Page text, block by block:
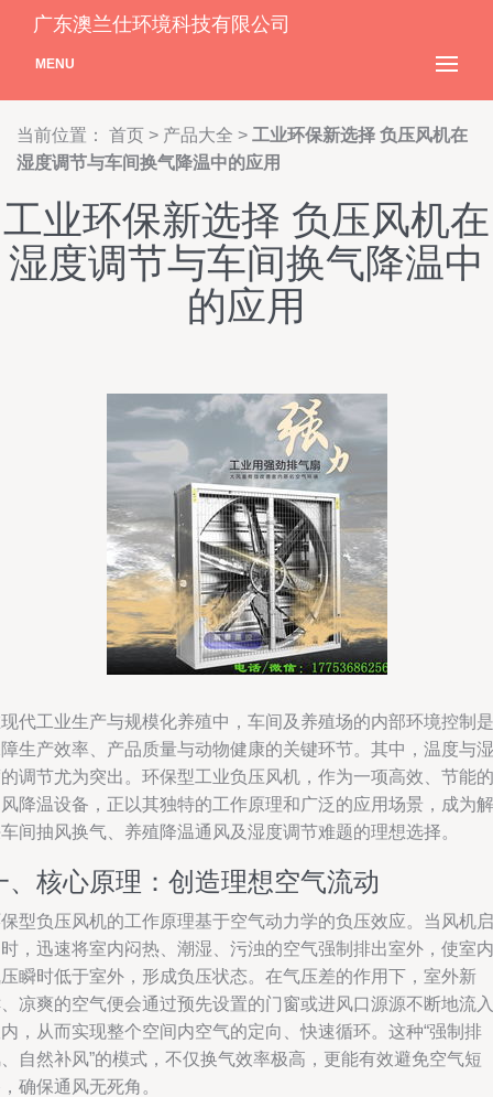
广东澳兰仕环境科技有限公司
MENU
当前位置： 首页 > 产品大全 > 工业环保新选择 负压风机在
湿度调节与车间换气降温中的应用
工业环保新选择 负压风机在
湿度调节与车间换气降温中
的应用
代工业生产与规模化养殖中，车间及养殖场的内部环境控制是
生产效率、产品质量与动物健康的关键环节。其中，温度与湿
调节尤为突出。环保型工业负压风机，作为一项高效、节能的
降温设备，正以其独特的工作原理和广泛的应用场景，成为解
间抽风换气、养殖降温通风及湿度调节难题的理想选择。
、核心原理：创造理想空气流动
型负压风机的工作原理基于空气动力学的负压效应。当风机启
，迅速将室内闷热、潮湿、污浊的空气强制排出室外，使室内
瞬时低于室外，形成负压状态。在气压差的作用下，室外新
凉爽的空气便会通过预先设置的门窗或进风口源源不断地流入
，从而实现整个空间内空气的定向、快速循环。这种“强制排
自然补风”的模式，不仅换气效率极高，更能有效避免空气短
确保通风无死角。